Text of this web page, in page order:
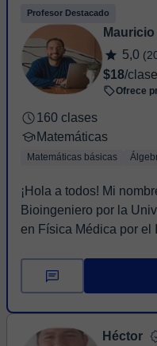
Profesor Destacado
Mauricio
5,0
$18/clase
Ofrece
160 clases
Matemáticas
Matemáticas básicas
¡Hola a todos! Mi
Bioingeniero por la
en Física Médica por el
Héctor